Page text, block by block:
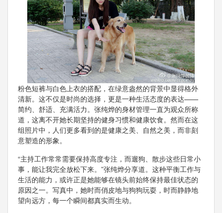
粉色短裤与白色上衣的搭配，在绿意盎然的背景中显得格外
清新。这不仅是时尚的选择，更是一种生活态度的表达——
简约、舒适、充满活力。张纯烨的身材管理一直为观众所称
道，这离不开她长期坚持的健身习惯和健康饮食。然而在这
组照片中，人们更多看到的是健康之美、自然之美，而非刻
意塑造的形象。
“主持工作常常需要保持高度专注，而遛狗、散步这些日常小
事，能让我完全放松下来。”张纯烨分享道。这种平衡工作与
生活的能力，或许正是她能够在镜头前始终保持最佳状态的
原因之一。写真中，她时而俏皮地与狗狗玩耍，时而静静地
望向远方，每一个瞬间都真实而生动。